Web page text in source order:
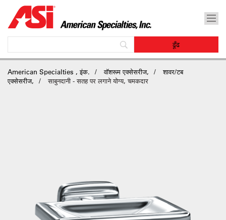
American Specialties , इंक. वॉशरूम एक्सेसरीज,
शावर/टब
एक्सेसरीज,
साबुनदानी - सतह पर लगाने योग्य, चमकदार